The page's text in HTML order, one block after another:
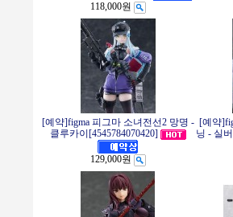
118,000원
[예약]figma 피그마 소녀전선2 망명 -
클루카이[4545784070420]
129,000원
[예약
닝 - 실